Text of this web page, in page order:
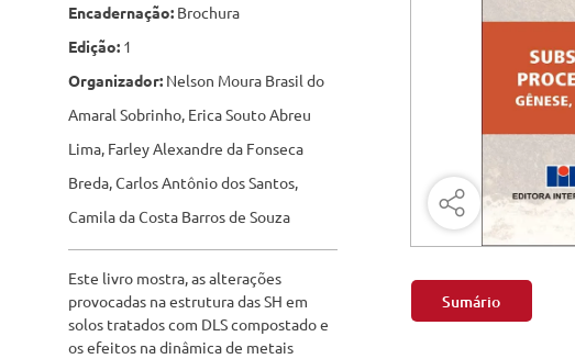
Pavimentação
Engenharia Metalúrgica
Exatas e Energia
Geociências
Literatura
Livros Singulares
Encadernação: Brochura
Edição: 1
Organizador: Nelson Moura Brasil do
Amaral Sobrinho, Erica Souto Abreu
Lima, Farley Alexandre da Fonseca
Breda, Carlos Antônio dos Santos,
Camila da Costa Barros de Souza
Este livro mostra, as alterações
provocadas na estrutura das SH em
solos tratados com DLS compostado e
os efeitos na dinâmica de metais
Sumário